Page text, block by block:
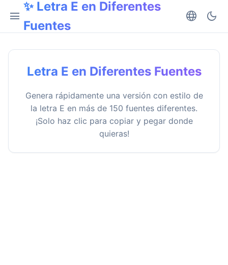
menu
✨ Letra E en Diferentes
Fuentes
language dark_mode
Letra E en Diferentes Fuentes
Genera rápidamente una versión con estilo de
la letra E en más de 150 fuentes diferentes.
¡Solo haz clic para copiar y pegar donde
quieras!